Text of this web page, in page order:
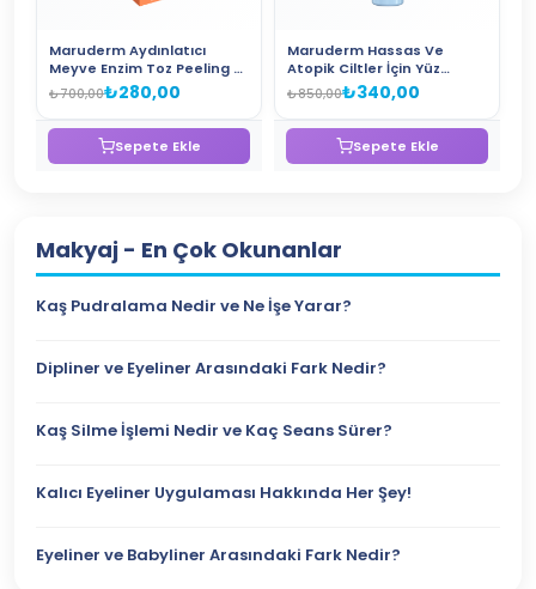
Maruderm Aydınlatıcı
Meyve Enzim Toz Peeling –
%3 Vitamin C + %0.5 Ferulic
Acid + %0.2 Kojic Acid Yüz
₺700,00₺280,00
Sepete Ekle
Maruderm Hassas Ve
Atopik Ciltler İçin Yüz
Temizleme Jeli 400 ML
₺850,00₺340,00
Sepete Ekle
Makyaj - En Çok Okunanlar
Kaş Pudralama Nedir ve Ne İşe Yarar?
Dipliner ve Eyeliner Arasındaki Fark Nedir?
Kaş Silme İşlemi Nedir ve Kaç Seans Sürer?
Kalıcı Eyeliner Uygulaması Hakkında Her Şey!
Eyeliner ve Babyliner Arasındaki Fark Nedir?